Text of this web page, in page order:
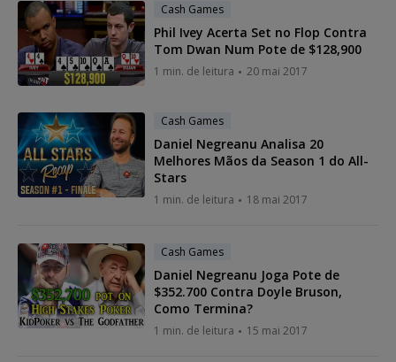
Cash Games
Phil Ivey Acerta Set no Flop Contra
Tom Dwan Num Pote de $128,900
1 min. de leitura 20 mai 2017
Cash Games
Daniel Negreanu Analisa 20
Melhores Mãos da Season 1 do All-
Stars
1 min. de leitura 18 mai 2017
Cash Games
Daniel Negreanu Joga Pote de
$352.700 Contra Doyle Bruson,
Como Termina?
1 min. de leitura 15 mai 2017